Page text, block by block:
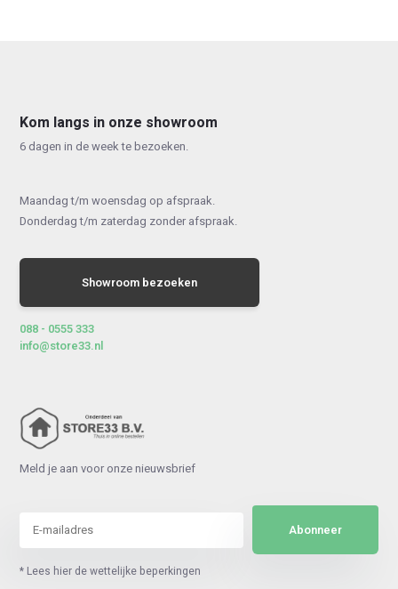
Kom langs in onze showroom
6 dagen in de week te bezoeken.
Maandag t/m woensdag op afspraak.
Donderdag t/m zaterdag zonder afspraak.
Showroom bezoeken
088 - 0555 333
info@store33.nl
Meld je aan voor onze nieuwsbrief
Abonneer
* Lees hier de wettelijke beperkingen